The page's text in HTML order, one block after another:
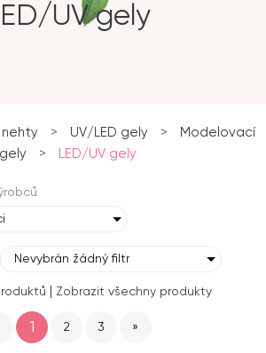
UV gely
> UV/LED gely >
Modelovací
gely
> LED/UV gely
Nevybrán žádný filtr
Zobrazit všechny produkty
1 2 3 »